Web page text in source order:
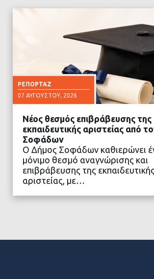
ΡΕΠΟΡΤΆΖ
07 ΑΥΓΟΎΣΤΟΥ, 2026
ΔΙΑΒΑΣΤΕ
Νέος θεσμός επιβράβευσης της
εκπαιδευτικής αριστείας από
Σοφάδων
Ο Δήμος Σοφάδων καθιερώνει
μόνιμο θεσμό αναγνώρισης και
επιβράβευσης της εκπαιδευτικής
αριστείας, με…